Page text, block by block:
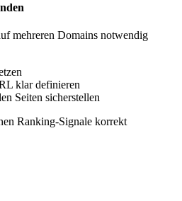
mehreren Domains notwendig
klar definieren
Seiten sicherstellen
Ranking-Signale korrekt